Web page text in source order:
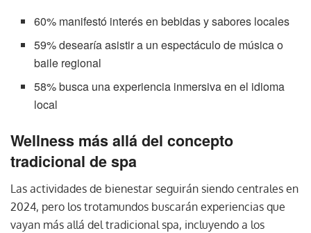
60% manifestó interés en bebidas y sabores locales
59% desearía asistir a un espectáculo de música o
baile regional
58% busca una experiencia inmersiva en el idioma
local
Wellness más allá del concepto
tradicional de spa
Las actividades de bienestar seguirán siendo centrales en
2024, pero los trotamundos buscarán experiencias que
vayan más allá del tradicional spa, incluyendo a los